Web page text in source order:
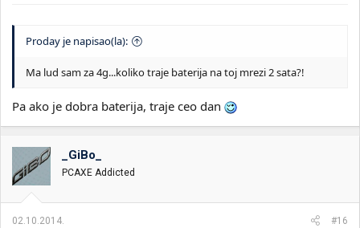
Proday je napisao(la):
Ma lud sam za 4g...koliko traje baterija na toj mrezi 2 sata?!
Pa ako je dobra baterija, traje ceo dan
_GiBo_
PCAXE Addicted
02.10.2014. #16